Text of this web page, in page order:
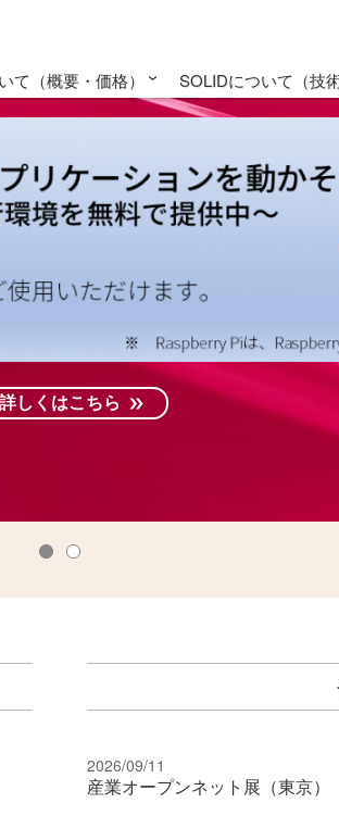
て（概要・価格）
概要
・資料配布
提供プラン
とRTOS一覧
ご紹介・お申込み
SOLIDについて（技
マニュアル
SOLID更新履
SOLID アカデ
SOLID forTIPS
詳しくはこちら
詳しくはこちら
2026/09/11
産業オープンネット展（東京